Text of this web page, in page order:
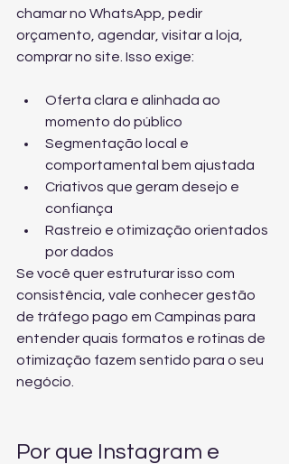
chamar no WhatsApp, pedir
orçamento, agendar, visitar a loja,
comprar no site. Isso exige:
Oferta clara e alinhada ao
momento do público
Segmentação local e
comportamental bem ajustada
Criativos que geram desejo e
confiança
Rastreio e otimização orientados
por dados
Se você quer estruturar isso com
consistência, vale conhecer gestão
de tráfego pago em Campinas para
entender quais formatos e rotinas de
otimização fazem sentido para o seu
negócio.
Por que Instagram e